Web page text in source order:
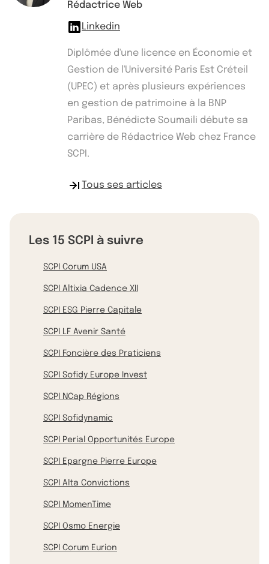
Rédactrice Web
Linkedin
Diplômée d'une licence en Économie et
Gestion de l'Université Paris Est Créteil
(UPEC) et après plusieurs expériences
en gestion de patrimoine à la BNP
Paribas, Bénédicte Soumaili débute sa
carrière de Rédactrice Web chez France
SCPI.
Tous ses articles
Les 15 SCPI à suivre
SCPI Corum USA
SCPI Altixia Cadence XII
SCPI ESG Pierre Capitale
SCPI LF Avenir Santé
SCPI Foncière des Praticiens
SCPI Sofidy Europe Invest
SCPI NCap Régions
SCPI Sofidynamic
SCPI Perial Opportunités Europe
SCPI Epargne Pierre Europe
SCPI Alta Convictions
SCPI MomenTime
SCPI Osmo Energie
SCPI Corum Eurion